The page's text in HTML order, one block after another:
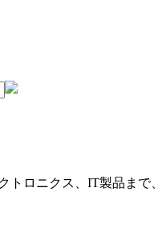
トロニクス、IT製品まで